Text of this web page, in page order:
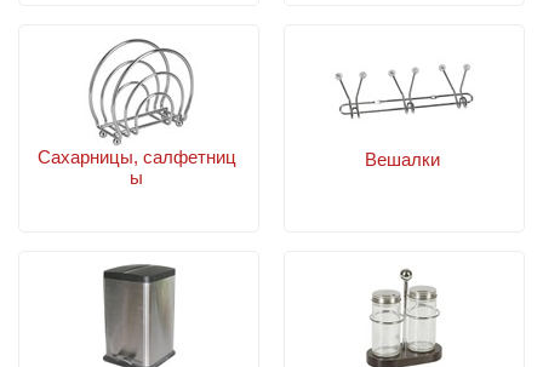
Сахарницы, салфетниц
ы
Вешалки